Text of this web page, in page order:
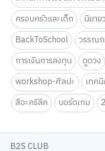
เทคนิคการเรียนเพื่อพัฒน
ครอบครัวและเด็ก
นิยาย
BackToSchool
วรรณ
การเงินการลงทุน
ดูดวง
workshop-ศิลปะ
เทค